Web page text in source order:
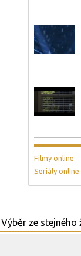
Filmy online
Seriály online